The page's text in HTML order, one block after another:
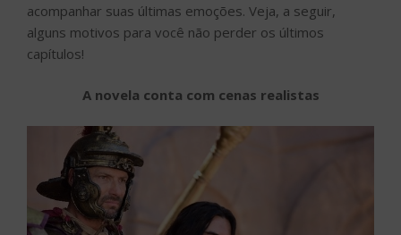
acompanhar suas últimas emoções. Veja, a seguir,
alguns motivos para você não perder os últimos
capítulos!
A novela conta com cenas realistas